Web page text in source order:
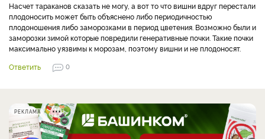
Насчет тараканов сказать не могу, а вот то что вишни вдруг перестали
плодоносить может быть объяснено либо периодичностью
плодоношения либо заморозками в период цветения. Возможно были и
заморозки зимой которые повредили генеративные почки. Такие почки
максимально уязвимы к морозам, поэтому вишни и не плодоносят.
Ответить
0
РЕКЛАМА